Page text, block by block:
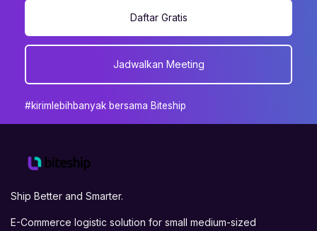
Daftar Gratis
Jadwalkan Meeting
#kirimlebihbanyak bersama Biteship
Ship Better and Smarter.
E-Commerce logistic solution for small medium-sized